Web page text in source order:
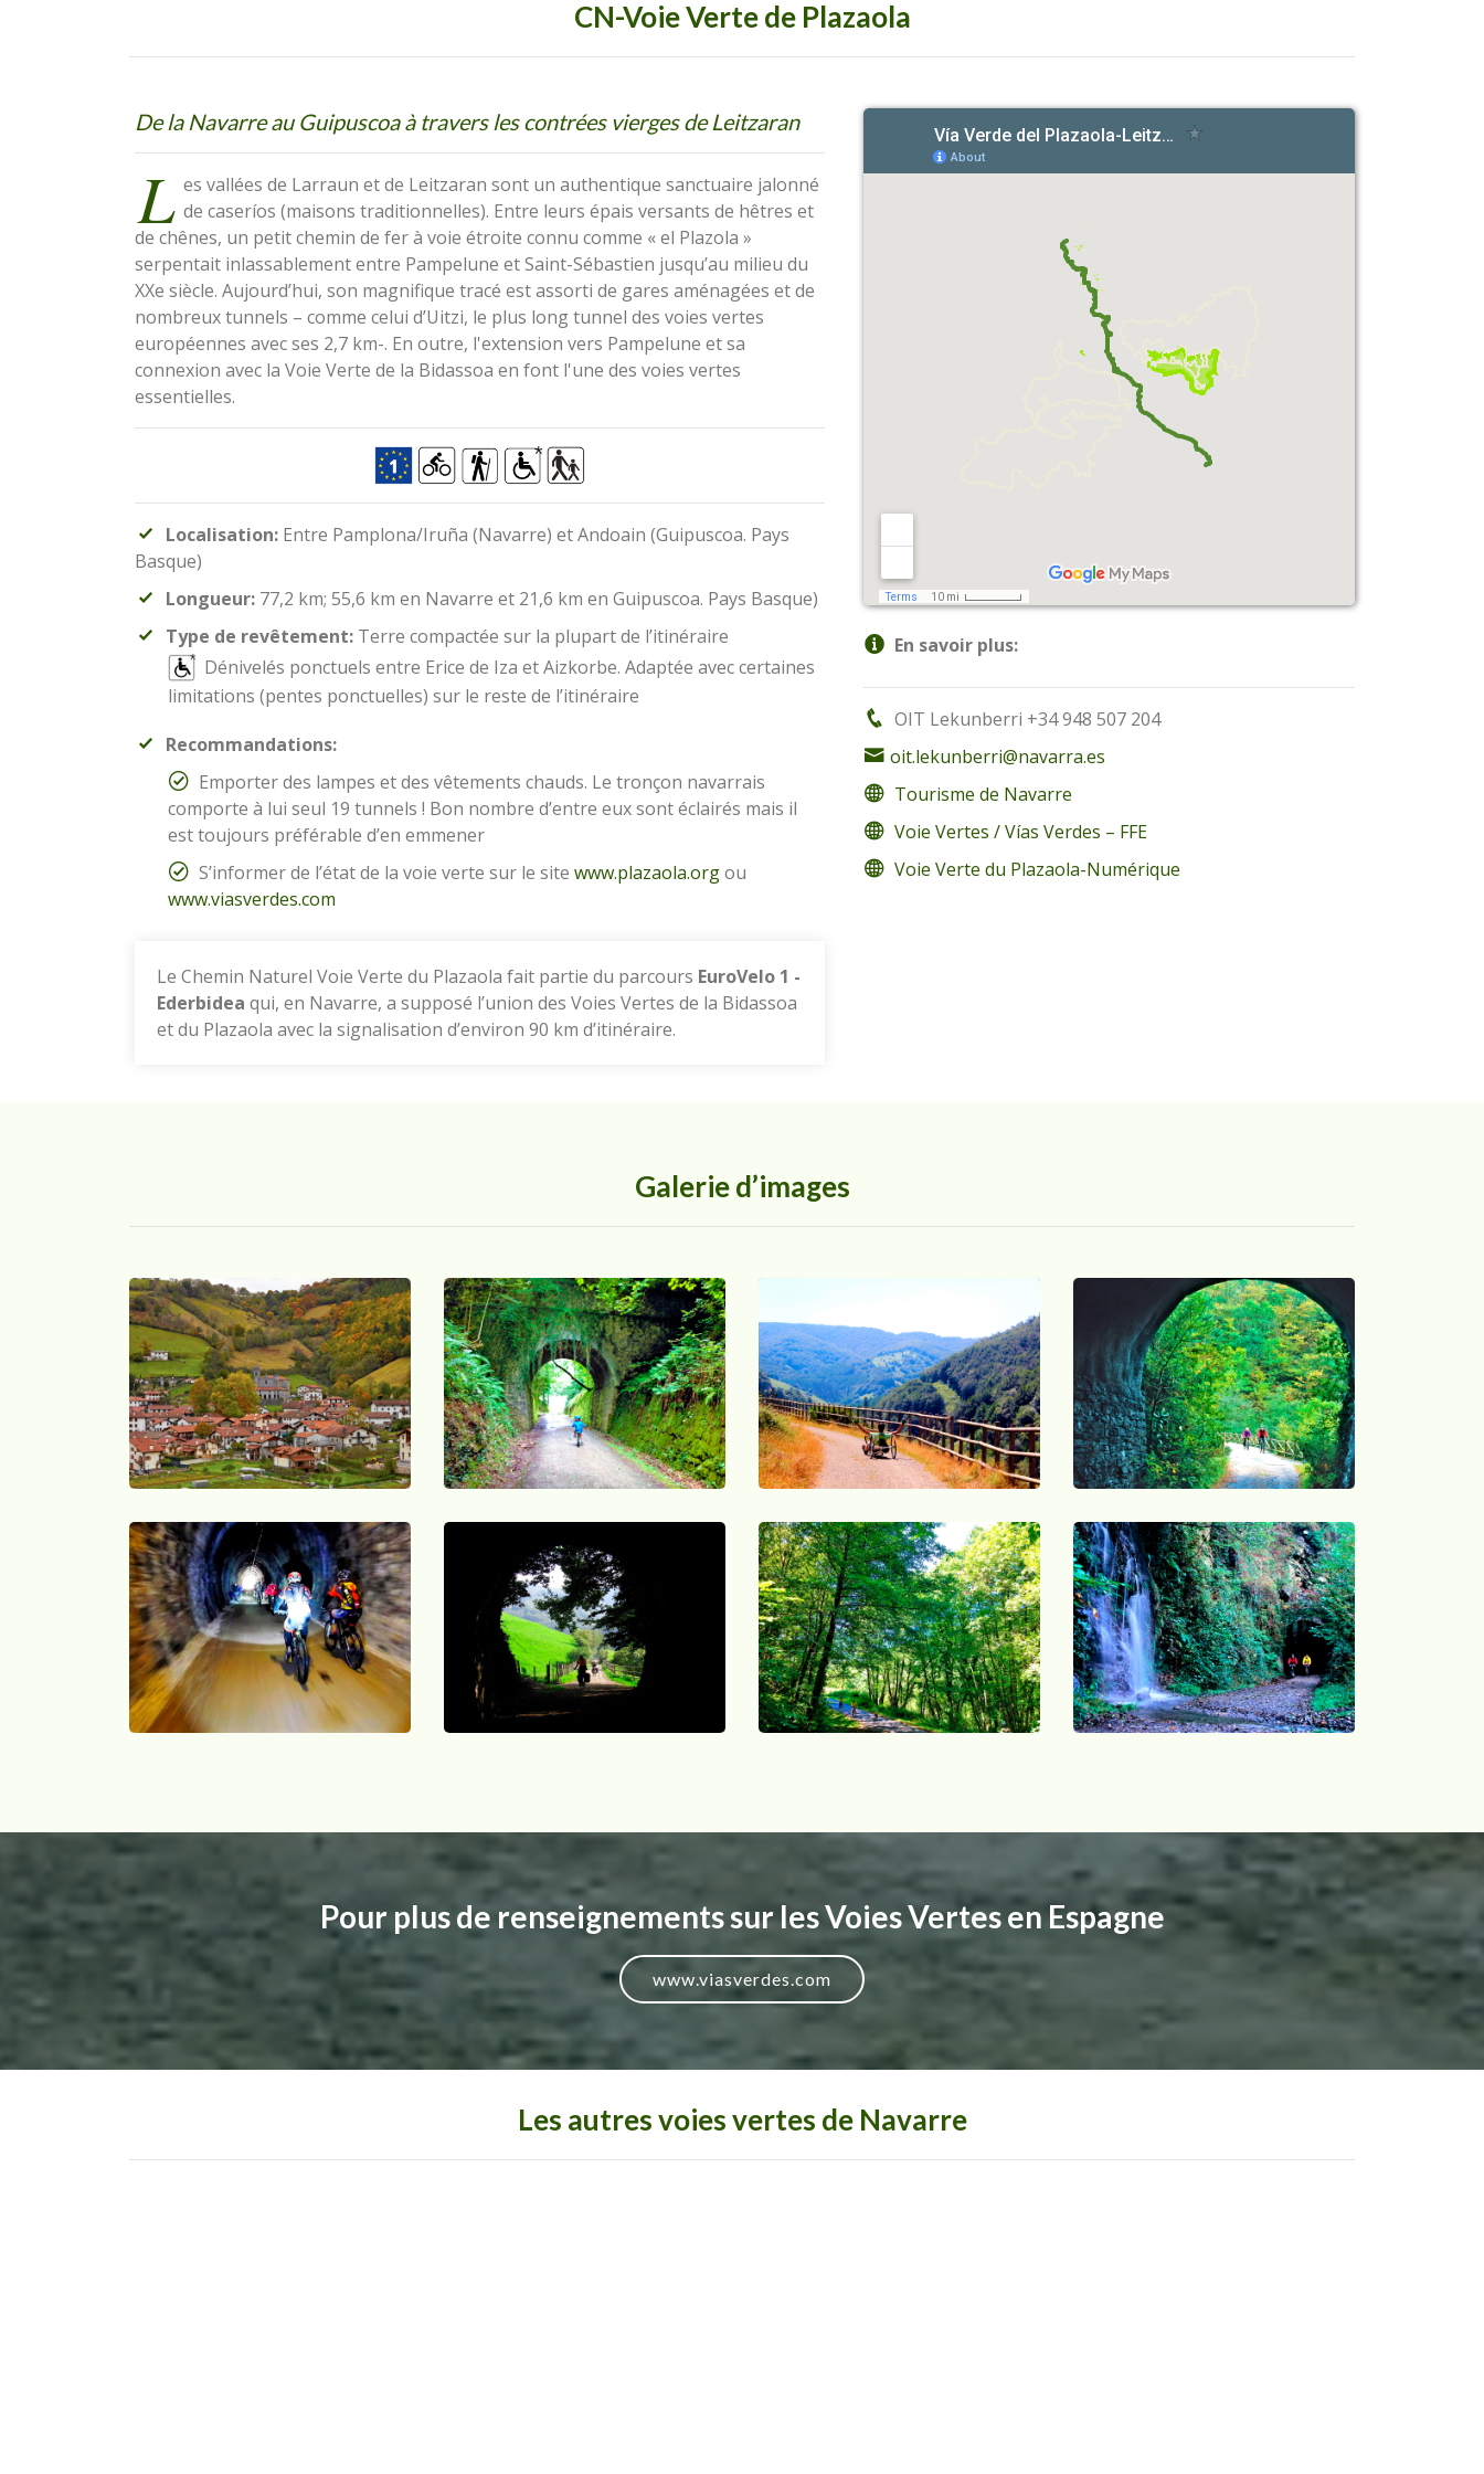
CN-Voie Verte de Plazaola
En savoir plus:
OIT Lekunberri +34 948 507 204
oit.lekunberri@navarra.es
Tourisme de Navarre
Voie Vertes / Vías Verdes – FFE
Voie Verte du Plazaola-Numérique
De la Navarre au Guipuscoa à travers les contrées vierges de Leitzaran
L es vallées de Larraun et de Leitzaran sont un authentique sanctuaire jalonné
de caseríos (maisons traditionnelles). Entre leurs épais versants de hêtres et
de chênes, un petit chemin de fer à voie étroite connu comme « el Plazola »
serpentait inlassablement entre Pampelune et Saint-Sébastien jusqu’au milieu du
XXe siècle. Aujourd’hui, son magnifique tracé est assorti de gares aménagées et de
nombreux tunnels – comme celui d’Uitzi, le plus long tunnel des voies vertes
européennes avec ses 2,7 km-. En outre, l'extension vers Pampelune et sa
connexion avec la Voie Verte de la Bidassoa en font l'une des voies vertes
essentielles.
Localisation: Entre Pamplona/Iruña (Navarre) et Andoain (Guipuscoa. Pays
Basque)
Longueur: 77,2 km; 55,6 km en Navarre et 21,6 km en Guipuscoa. Pays Basque)
Type de revêtement: Terre compactée sur la plupart de l’itinéraire
Dénivelés ponctuels entre Erice de Iza et Aizkorbe. Adaptée avec certaines
limitations (pentes ponctuelles) sur le reste de l’itinéraire
Recommandations:
Emporter des lampes et des vêtements chauds. Le tronçon navarrais
comporte à lui seul 19 tunnels ! Bon nombre d’entre eux sont éclairés mais il
est toujours préférable d’en emmener
S’informer de l’état de la voie verte sur le site www.plazaola.orgou
www.viasverdes.com
Le Chemin Naturel Voie Verte du Plazaola fait partie du parcours EuroVelo 1 -
Ederbidea qui, en Navarre, a supposé l’union des Voies Vertes de la Bidassoa
et du Plazaola avec la signalisation d’environ 90 km d’itinéraire.
Galerie d’images
Pour plus de renseignements sur les Voies Vertes en Espagne
www.viasverdes.com
Les autres voies vertes de Navarre